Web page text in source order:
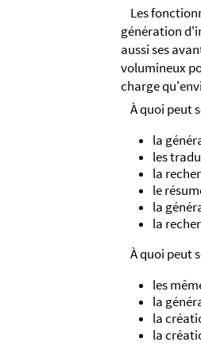
Les
génération
aussi ses
volumineux
charge
À quoi peut
la
les
la
le
la
la
À quoi peut
les
la
la
la